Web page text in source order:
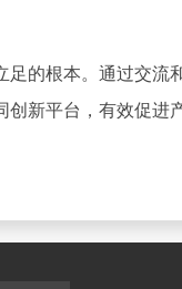
的根本。通过交流
新平台，有效促进